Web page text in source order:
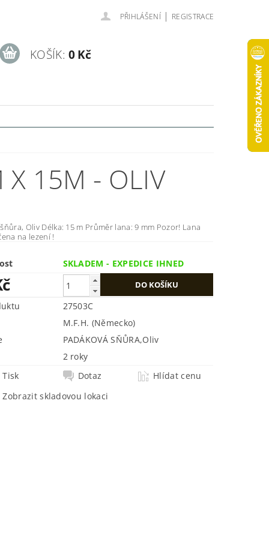
PŘIHLÁŠENÍ | REGISTRACE
KOŠÍK: 0 Kč
X 15M - OLIV
Průměr lana: 9 mm Pozor! Lana
na lezení !
SKLADEM - EXPEDICE IHNED
27503C
M.F.H. (Německo)
PADÁKOVÁ SŇŮRA,Oliv
2 roky
Tisk
Dotaz
Hlídat cenu
Zobrazit skladovou lokaci